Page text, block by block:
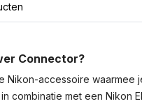
Connector?
Nikon-accessoire
combinatie met een